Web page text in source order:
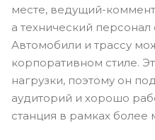
месте, ведущий-
а технический персонал
Автомобили и трассу
корпоративном стиле.
нагрузки, поэтому он
аудиторий и хорошо
станция в рамках